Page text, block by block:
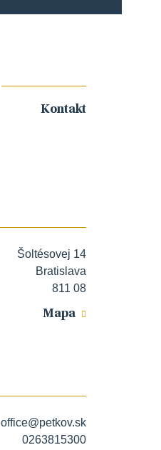
Kontakt
Šoltésovej 14
Bratislava
811 08
Mapa
office@petkov.sk
0263815300